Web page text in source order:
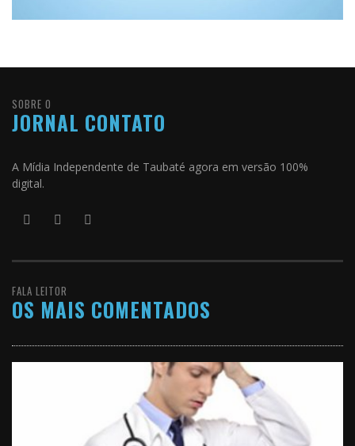
SOBRE O
JORNAL CONTATO
A Mídia Independente de Taubaté agora em versão 100%
digital.
FALA LEITOR
OS MAIS COMENTADOS